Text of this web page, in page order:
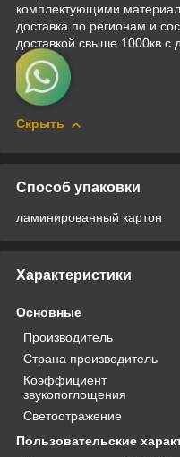
комплектующими
доставка по регионам и
доставкой свыше 1000кв с
Скрыть
Способ упаковки
ламинированный картон
Характеристики
Основные
Производитель
Страна производитель
Коэффициент
звукопоглощения
Светоотражение
Пользовательские